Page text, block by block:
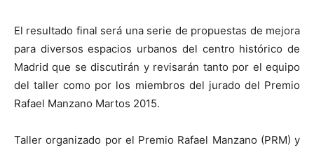
El resultado final será una serie de propuestas de mejora
para diversos espacios urbanos del centro histórico de
Madrid que se discutirán y revisarán tanto por el equipo
del taller como por los miembros del jurado del Premio
Rafael Manzano Martos 2015.
Taller organizado por el Premio Rafael Manzano (PRM) y